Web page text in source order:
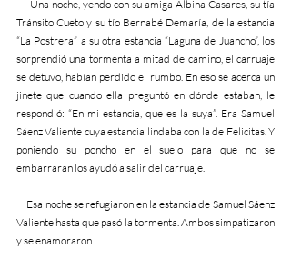
Tránsito Cueto y su tío Bernabé Demaría, de la estancia
“La Postrera” a su otra estancia “Laguna de Juancho”, los
sorprendió una tormenta a mitad de camino, el carruaje
se detuvo, habían perdido el rumbo. En eso se acerca un
jinete que cuando ella preguntó en dónde estaban, le
respondió: “En mi estancia, que es la suya”. Era Samuel
Sáenz Valiente cuya estancia lindaba con la de Felicitas. Y
poniendo su poncho en el suelo para que no se
embarraran los ayudó a salir del carruaje.
Valiente hasta que pasó la tormenta. Ambos simpatizaron
y se enamoraron.